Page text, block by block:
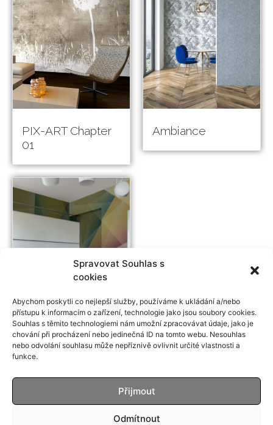
Spravovat Souhlas s
cookies
Abychom poskytli co nejlepší služby, používáme k ukládání a/nebo
přístupu k informacím o zařízení, technologie jako jsou soubory cookies.
Souhlas s těmito technologiemi nám umožní zpracovávat údaje, jako je
chování při procházení nebo jedinečná ID na tomto webu. Nesouhlas
nebo odvolání souhlasu může nepříznivě ovlivnit určité vlastnosti a
funkce.
Přijmout
Odmítnout
PIX-ART Chapter
01
Ambiance
PIX-ART Chapter